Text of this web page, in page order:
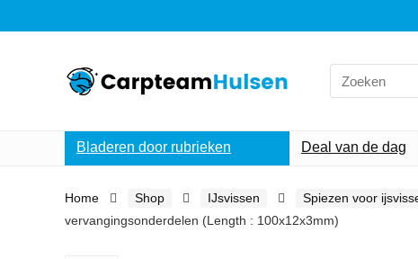
Search
for:
Bladeren door rubrieken Deal van de dag
Home Shop IJsvissen Spiezen voor
vervangingsonderdelen (Length : 100x12x3mm)